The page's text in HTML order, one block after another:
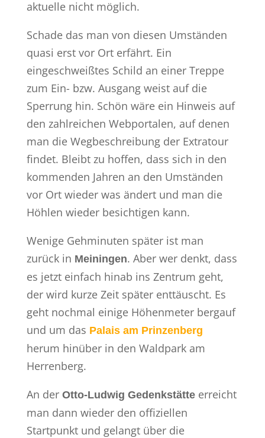
aktuelle nicht möglich.
Schade das man von diesen Umständen
quasi erst vor Ort erfährt. Ein
eingeschweißtes Schild an einer Treppe
zum Ein- bzw. Ausgang weist auf die
Sperrung hin. Schön wäre ein Hinweis auf
den zahlreichen Webportalen, auf denen
man die Wegbeschreibung der Extratour
findet. Bleibt zu hoffen, dass sich in den
kommenden Jahren an den Umständen
vor Ort wieder was ändert und man die
Höhlen wieder besichtigen kann.
Wenige Gehminuten später ist man
zurück in Meiningen. Aber wer denkt, dass
es jetzt einfach hinab ins Zentrum geht,
der wird kurze Zeit später enttäuscht. Es
geht nochmal einige Höhenmeter bergauf
und um das Palais am Prinzenberg
herum hinüber in den Waldpark am
Herrenberg.
An der Otto-Ludwig Gedenkstätteerreicht
man dann wieder den offiziellen
Startpunkt und gelangt über die